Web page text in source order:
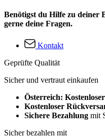
Benötigst du Hilfe zu deiner
gerne deine Fragen.
Kontakt
Geprüfte Qualität
Sicher und vertraut einkaufen
Österreich:
Kostenloser
Sichere Bezahlung mit
Sicher bezahlen mit